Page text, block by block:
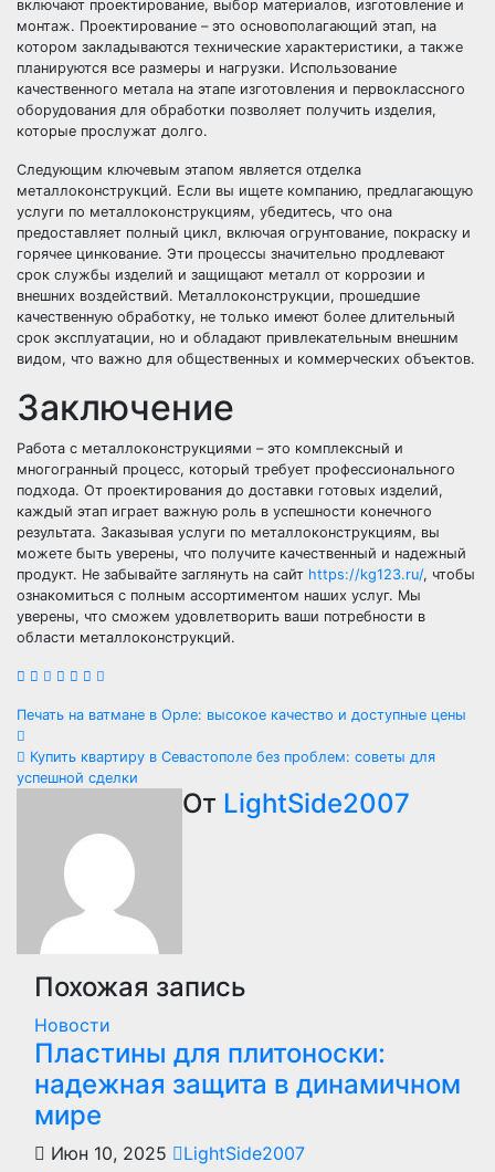
включают проектирование, выбор материалов, изготовление и
монтаж. Проектирование – это основополагающий этап, на
котором закладываются технические характеристики, а также
планируются все размеры и нагрузки. Использование
качественного метала на этапе изготовления и первоклассного
оборудования для обработки позволяет получить изделия,
которые прослужат долго.
Следующим ключевым этапом является отделка
металлоконструкций. Если вы ищете компанию, предлагающую
услуги по металлоконструкциям, убедитесь, что она
предоставляет полный цикл, включая огрунтование, покраску и
горячее цинкование. Эти процессы значительно продлевают
срок службы изделий и защищают металл от коррозии и
внешних воздействий. Металлоконструкции, прошедшие
качественную обработку, не только имеют более длительный
срок эксплуатации, но и обладают привлекательным внешним
видом, что важно для общественных и коммерческих объектов.
Заключение
Работа с металлоконструкциями – это комплексный и
многогранный процесс, который требует профессионального
подхода. От проектирования до доставки готовых изделий,
каждый этап играет важную роль в успешности конечного
результата. Заказывая услуги по металлоконструкциям, вы
можете быть уверены, что получите качественный и надежный
продукт. Не забывайте заглянуть на сайт https://kg123.ru/, чтобы
ознакомиться с полным ассортиментом наших услуг. Мы
уверены, что сможем удовлетворить ваши потребности в
области металлоконструкций.
Навигация
по
Печать на ватмане в Орле: высокое качество и доступные цены
Купить квартиру в Севастополе без проблем: советы для
успешной сделки
От LightSide2007
Похожая запись
Новости
Пластины для плитоноски:
надежная защита в динамичном
мире
Июн 10, 2025
LightSide2007